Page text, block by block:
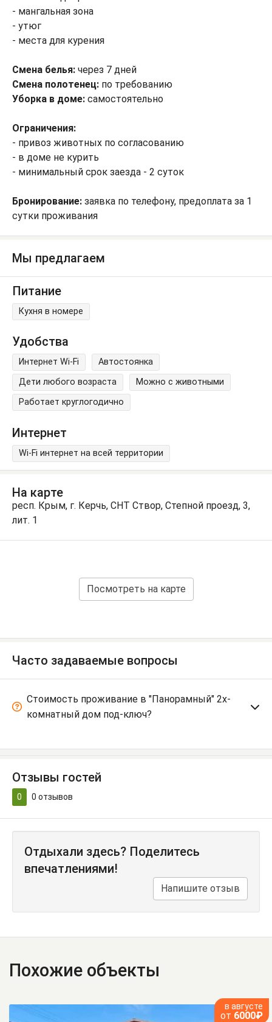
- мангальная зона
- утюг
- места для курения
Смена белья: через 7 дней
Смена полотенец: по требованию
Уборка в доме: самостоятельно
Ограничения:
- привоз животных по согласованию
- в доме не курить
- минимальный срок заезда - 2 суток
Бронирование: заявка по телефону, предоплата за 1
сутки проживания
Мы предлагаем
Питание
Кухня в номере
Удобства
Интернет Wi-Fi
Автостоянка
Дети любого возраста
Можно с животными
Работает круглогодично
Интернет
Wi-Fi интернет на всей территории
На карте
респ. Крым, г. Керчь, СНТ Створ, Степной проезд, 3,
лит. 1
Посмотреть на карте
Часто задаваемые вопросы
Стоимость проживание в "Панорамный" 2х-
комнатный дом под-ключ?
Отзывы гостей
0 0 отзывов
Отдыхали здесь? Поделитесь
впечатлениями!
Напишите отзыв
Похожие объекты
в августе
от 6000₽